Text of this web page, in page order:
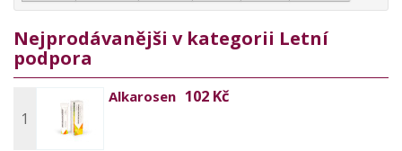
Nejprodávanějši v kategorii Letní
podpora
1
Alkarosen 102 Kč